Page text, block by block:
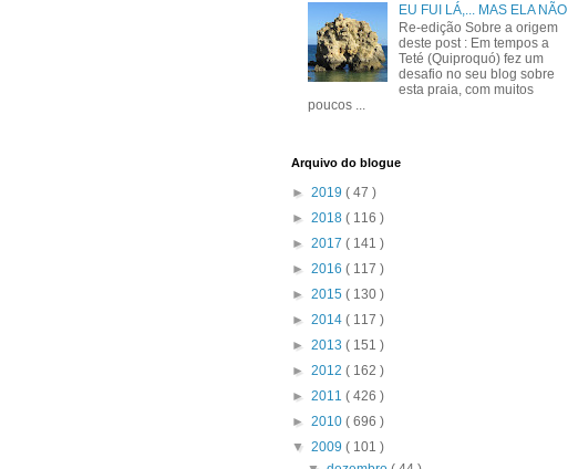
EU FUI LÁ,... MAS ELA NÃO
Re-edição Sobre a origem
deste post : Em tempos a
Teté (Quiproquó) fez um
desafio no seu blog sobre
esta praia, com muitos
poucos ...
Arquivo do blogue
► 2019 ( 47 )
► 2018 ( 116 )
► 2017 ( 141 )
► 2016 ( 117 )
► 2015 ( 130 )
► 2014 ( 117 )
► 2013 ( 151 )
► 2012 ( 162 )
► 2011 ( 426 )
► 2010 ( 696 )
▼ 2009 ( 101 )